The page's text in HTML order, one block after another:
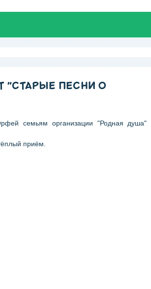
"СТАРЫЕ ПЕСНИ О
семьям организации "Родная душа"
приём.